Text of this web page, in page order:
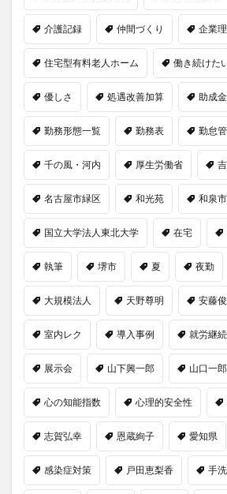
介護記録 仲間づくり 企業
住宅型有料老人ホーム 働き続けた
優しさ 処遇改善加算 助成金
勤務形態一覧 勤務表 勤怠
千の風・河内 厚生労働省
名古屋市緑区 和光苑 和泉市
国立大学法人東北大学 在宅
執筆 堺市 夏 夜勤
大規模法人 天野尊明 安藤
室内レク 導入事例 就労継
展示会 山下興一郎 山口一郎
心の知能指数 心理的安全性
志賀弘幸 恩蔵絢子 愛知県
感染症対策 戸田恵梨香 手